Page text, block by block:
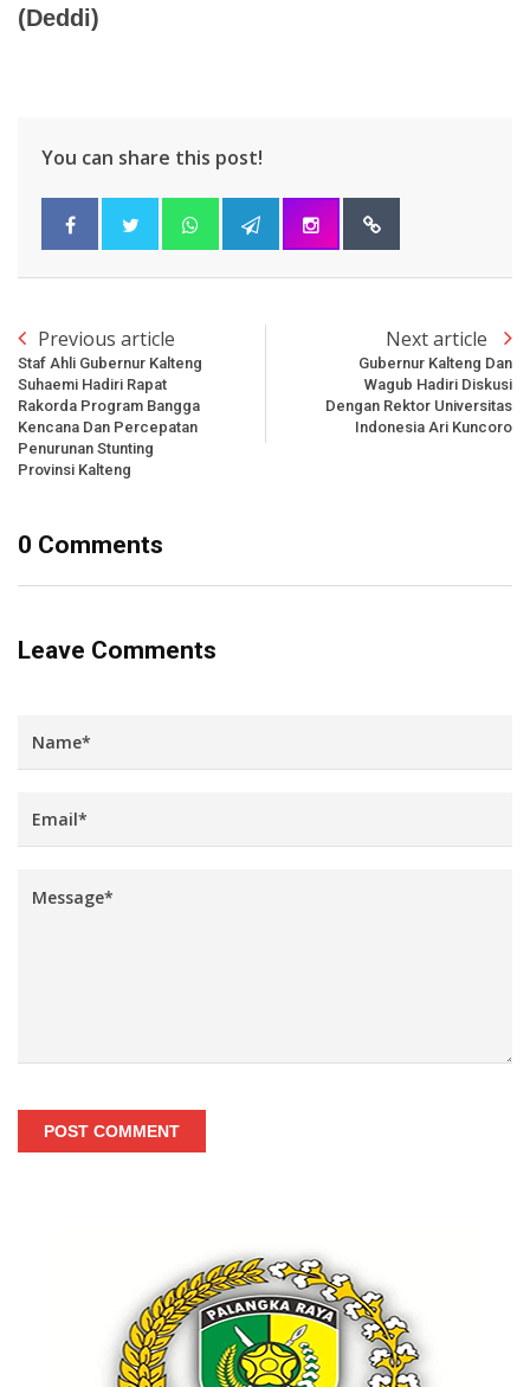
(Deddi)
You can share this post!
Previous article
Staf Ahli Gubernur Kalteng
Suhaemi Hadiri Rapat
Rakorda Program Bangga
Kencana Dan Percepatan
Penurunan Stunting
Provinsi Kalteng
Next article
Gubernur Kalteng Dan
Wagub Hadiri Diskusi
Dengan Rektor Universitas
Indonesia Ari Kuncoro
0 Comments
Leave Comments
POST COMMENT